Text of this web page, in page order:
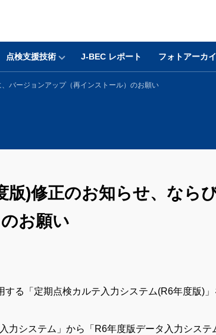
点検支援技術 J-BEC レポート フォトアーカ
バージョンアップ（再インストール）のお願い
版)修正のお知らせ、なら
お願い
る「定期点検カルテ入力システム(R6年度版)」
力システム」から「R6年度版データ入力システ